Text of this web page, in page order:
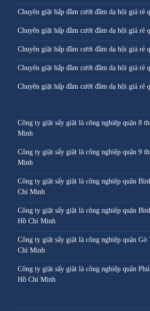
Chuyên giặt hấp đầm cưới đầm dạ hội giá rẻ
Chuyên giặt hấp đầm cưới đầm dạ hội giá rẻ
Chuyên giặt hấp đầm cưới đầm dạ hội giá rẻ
Chuyên giặt hấp đầm cưới đầm dạ hội giá rẻ
Chuyên giặt hấp đầm cưới đầm dạ hội giá rẻ
Công ty giặt sấy giặt là công nghiệp quận 8
Minh
Công ty giặt sấy giặt là công nghiệp quận 9
Minh
Công ty giặt sấy giặt là công nghiệp quận
Chí Minh
Công ty giặt sấy giặt là công nghiệp quận
Hồ Chí Minh
Công ty giặt sấy giặt là công nghiệp quận Gò
Chí Minh
Công ty giặt sấy giặt là công nghiệp quận
Hồ Chí Minh